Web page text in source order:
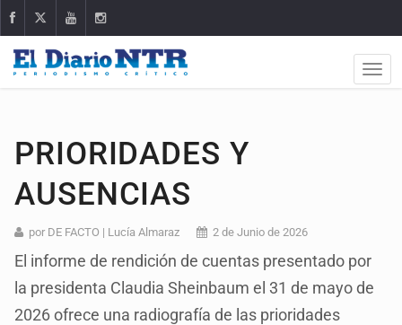
PRIORIDADES Y
AUSENCIAS
por DE FACTO | Lucía Almaraz 2 de Junio de 2026
El informe de rendición de cuentas presentado por
la presidenta Claudia Sheinbaum el 31 de mayo de
2026 ofrece una radiografía de las prioridades